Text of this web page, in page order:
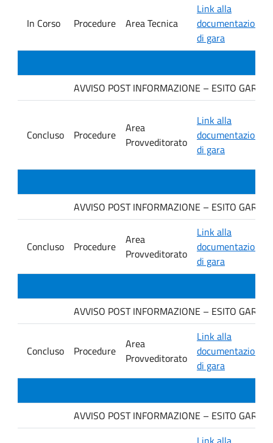
In Corso Procedure Area Tecnica
Link alla
documentazione
di gara
AVVISO POST INFORMAZIONE – ESITO GARA
Concluso Procedure
Area
Provveditorato
Link alla
documentazione
di gara
AVVISO POST INFORMAZIONE – ESITO GARA
Concluso Procedure
Area
Provveditorato
Link alla
documentazione
di gara
AVVISO POST INFORMAZIONE – ESITO GARA
Concluso Procedure
Area
Provveditorato
Link alla
documentazione
di gara
AVVISO POST INFORMAZIONE – ESITO GARA